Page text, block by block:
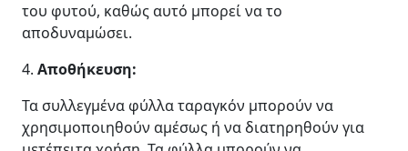
του φυτού, καθώς αυτό μπορεί να το
αποδυναμώσει.
4. Αποθήκευση:
Τα συλλεγμένα φύλλα ταραγκόν μπορούν να
χρησιμοποιηθούν αμέσως ή να διατηρηθούν για